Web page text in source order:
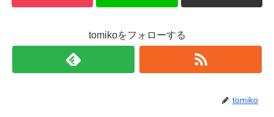
tomikoをフォローする
tomiko